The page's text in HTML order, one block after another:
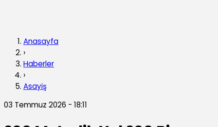
Anasayfa
›
Haberler
›
Asayiş
03 Temmuz 2026 - 18:11